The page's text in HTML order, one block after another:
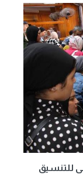
للتنسيق